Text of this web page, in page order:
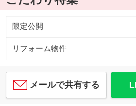
限定公開
リフォーム物件
メールで共有する